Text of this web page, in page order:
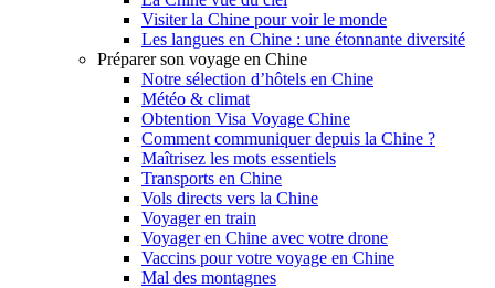
Visiter la Chine pour voir le monde
Les langues en Chine : une étonnante diversité
Préparer son voyage en Chine
Notre sélection d’hôtels en Chine
Météo & climat
Obtention Visa Voyage Chine
Comment communiquer depuis la Chine ?
Maîtrisez les mots essentiels
Transports en Chine
Vols directs vers la Chine
Voyager en train
Voyager en Chine avec votre drone
Vaccins pour votre voyage en Chine
Mal des montagnes